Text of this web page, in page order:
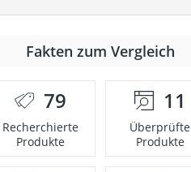
Fakten zum Vergleich
79
Recherchierte
Produkte
11
Überprüfte
Produkte